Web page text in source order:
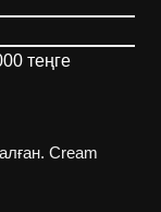
теңге
Cream